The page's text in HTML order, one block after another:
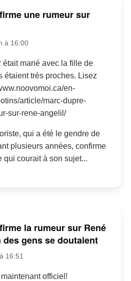
une rumeur sur
à 16:00
était marié avec la fille de
étaient très proches. Lisez
en-
article/marc-dupre-
sur-rene-angelil/
qui a été le gendre de
plusieurs années, confirme
qui courait à son sujet...
la rumeur sur René
gens se doutaient
16:51
officiel!